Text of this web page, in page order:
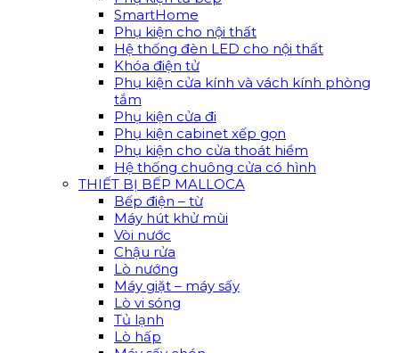
SmartHome
Phụ kiện cho nội thất
Hệ thống đèn LED cho nội thất
Khóa điện tử
Phụ kiện cửa kính và vách kính phòng
tắm
Phụ kiện cửa đi
Phụ kiện cabinet xếp gọn
Phụ kiện cho cửa thoát hiểm
Hệ thống chuông cửa có hình
THIẾT BỊ BẾP MALLOCA
Bếp điện – từ
Máy hút khử mùi
Vòi nước
Chậu rửa
Lò nướng
Máy giặt – máy sấy
Lò vi sóng
Tủ lạnh
Lò hấp